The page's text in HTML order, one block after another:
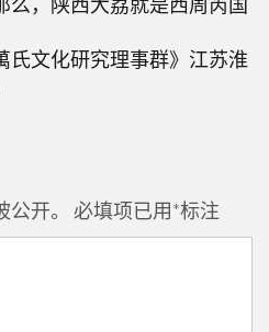
氏文化研究理事群》江苏淮
开。 必填项已用*标注